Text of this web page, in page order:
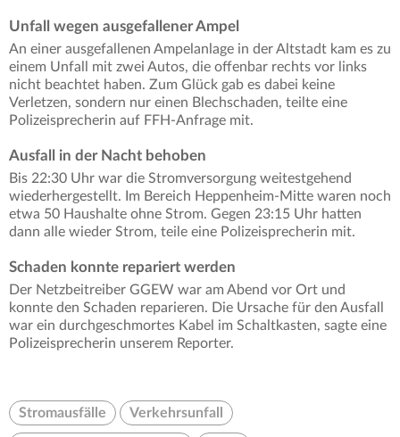
Unfall wegen ausgefallener Ampel
An einer ausgefallenen Ampelanlage in der Altstadt kam es zu
einem Unfall mit zwei Autos, die offenbar rechts vor links
nicht beachtet haben. Zum Glück gab es dabei keine
Verletzen, sondern nur einen Blechschaden, teilte eine
Polizeisprecherin auf FFH-Anfrage mit.
Ausfall in der Nacht behoben
Bis 22:30 Uhr war die Stromversorgung weitestgehend
wiederhergestellt. Im Bereich Heppenheim-Mitte waren noch
etwa 50 Haushalte ohne Strom. Gegen 23:15 Uhr hatten
dann alle wieder Strom, teile eine Polizeisprecherin mit.
Schaden konnte repariert werden
Der Netzbeitreiber GGEW war am Abend vor Ort und
konnte den Schaden reparieren. Die Ursache für den Ausfall
war ein durchgeschmortes Kabel im Schaltkasten, sagte eine
Polizeisprecherin unserem Reporter.
Stromausfälle Verkehrsunfall